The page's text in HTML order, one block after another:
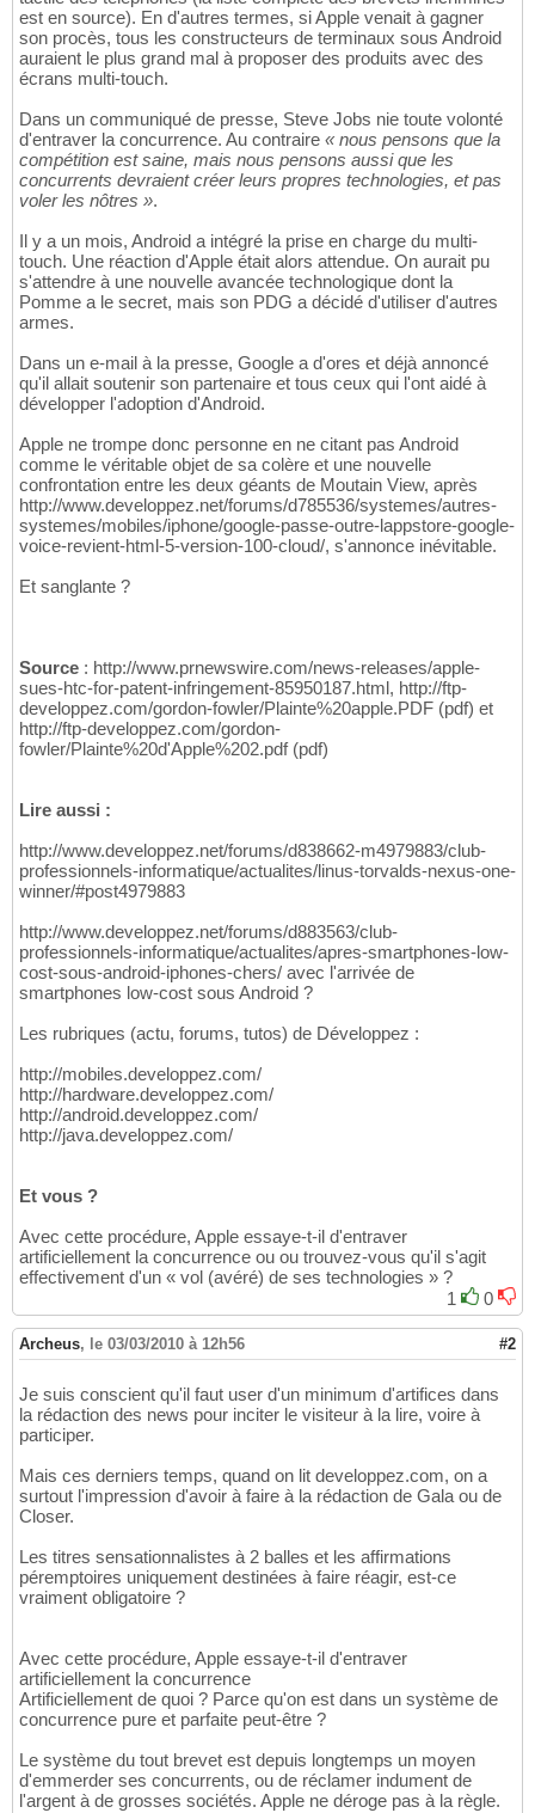
est en source). En d'autres termes, si Apple venait à gagner
son procès, tous les constructeurs de terminaux sous Android
auraient le plus grand mal à proposer des produits avec des
écrans multi-touch.
Dans un communiqué de presse, Steve Jobs nie toute volonté
d'entraver la concurrence. Au contraire « nous pensons que la
compétition est saine, mais nous pensons aussi que les
concurrents devraient créer leurs propres technologies, et pas
voler les nôtres ».
Il y a un mois, Android a intégré la prise en charge du multi-
touch. Une réaction d'Apple était alors attendue. On aurait pu
s'attendre à une nouvelle avancée technologique dont la
Pomme a le secret, mais son PDG a décidé d'utiliser d'autres
armes.
Dans un e-mail à la presse, Google a d'ores et déjà annoncé
qu'il allait soutenir son partenaire et tous ceux qui l'ont aidé à
développer l'adoption d'Android.
Apple ne trompe donc personne en ne citant pas Android
comme le véritable objet de sa colère et une nouvelle
confrontation entre les deux géants de Moutain View, après
http://www.developpez.net/forums/d785536/systemes/autres-
systemes/mobiles/iphone/google-passe-outre-lappstore-google-
voice-revient-html-5-version-100-cloud/, s'annonce inévitable.
Et sanglante ?
Source : http://www.prnewswire.com/news-releases/apple-
sues-htc-for-patent-infringement-85950187.html, http://ftp-
developpez.com/gordon-fowler/Plainte%20apple.PDF (pdf) et
http://ftp-developpez.com/gordon-
fowler/Plainte%20d'Apple%202.pdf (pdf)
Lire aussi :
http://www.developpez.net/forums/d838662-m4979883/club-
professionnels-informatique/actualites/linus-torvalds-nexus-one-
winner/#post4979883
http://www.developpez.net/forums/d883563/club-
professionnels-informatique/actualites/apres-smartphones-low-
cost-sous-android-iphones-chers/ avec l'arrivée de
smartphones low-cost sous Android ?
Les rubriques (actu, forums, tutos) de Développez :
http://mobiles.developpez.com/
http://hardware.developpez.com/
http://android.developpez.com/
http://java.developpez.com/
Et vous ?
Avec cette procédure, Apple essaye-t-il d'entraver
artificiellement la concurrence ou ou trouvez-vous qu'il s'agit
effectivement d'un « vol (avéré) de ses technologies » ?
1
0
Archeus, le 03/03/2010 à 12h56 #2
Je suis conscient qu'il faut user d'un minimum d'artifices dans
la rédaction des news pour inciter le visiteur à la lire, voire à
participer.
Mais ces derniers temps, quand on lit developpez.com, on a
surtout l'impression d'avoir à faire à la rédaction de Gala ou de
Closer.
Les titres sensationnalistes à 2 balles et les affirmations
péremptoires uniquement destinées à faire réagir, est-ce
vraiment obligatoire ?
Avec cette procédure, Apple essaye-t-il d'entraver
artificiellement la concurrence
Artificiellement de quoi ? Parce qu'on est dans un système de
concurrence pure et parfaite peut-être ?
Le système du tout brevet est depuis longtemps un moyen
d'emmerder ses concurrents, ou de réclamer indument de
l'argent à de grosses sociétés. Apple ne déroge pas à la règle.